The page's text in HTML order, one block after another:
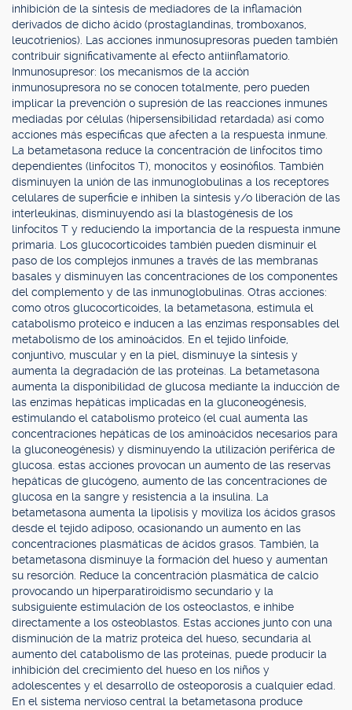
inhibición de la síntesis de mediadores de la inflamación
derivados de dicho ácido (prostaglandinas, tromboxanos,
leucotrienios). Las acciones inmunosupresoras pueden también
contribuir significativamente al efecto antiinflamatorio.
Inmunosupresor: los mecanismos de la acción
inmunosupresora no se conocen totalmente, pero pueden
implicar la prevención o supresión de las reacciones inmunes
mediadas por células (hipersensibilidad retardada) así como
acciones más específicas que afecten a la respuesta inmune.
La betametasona reduce la concentración de linfocitos timo
dependientes (linfocitos T), monocitos y eosinófilos. También
disminuyen la unión de las inmunoglobulinas a los receptores
celulares de superficie e inhiben la síntesis y/o liberación de las
interleukinas, disminuyendo así la blastogénesis de los
linfocitos T y reduciendo la importancia de la respuesta inmune
primaria. Los glucocorticoides también pueden disminuir el
paso de los complejos inmunes a través de las membranas
basales y disminuyen las concentraciones de los componentes
del complemento y de las inmunoglobulinas. Otras acciones:
como otros glucocorticoides, la betametasona, estimula el
catabolismo proteico e inducen a las enzimas responsables del
metabolismo de los aminoácidos. En el tejido linfoide,
conjuntivo, muscular y en la piel, disminuye la síntesis y
aumenta la degradación de las proteínas. La betametasona
aumenta la disponibilidad de glucosa mediante la inducción de
las enzimas hepáticas implicadas en la gluconeogénesis,
estimulando el catabolismo proteico (el cual aumenta las
concentraciones hepáticas de los aminoácidos necesarios para
la gluconeogénesis) y disminuyendo la utilización periférica de
glucosa. estas acciones provocan un aumento de las reservas
hepáticas de glucógeno, aumento de las concentraciones de
glucosa en la sangre y resistencia a la insulina. La
betametasona aumenta la lipolisis y moviliza los ácidos grasos
desde el tejido adiposo, ocasionando un aumento en las
concentraciones plasmáticas de ácidos grasos. También, la
betametasona disminuye la formación del hueso y aumentan
su resorción. Reduce la concentración plasmática de calcio
provocando un hiperparatiroidismo secundario y la
subsiguiente estimulación de los osteoclastos, e inhibe
directamente a los osteoblastos. Estas acciones junto con una
disminución de la matriz proteica del hueso, secundaria al
aumento del catabolismo de las proteínas, puede producir la
inhibición del crecimiento del hueso en los niños y
adolescentes y el desarrollo de osteoporosis a cualquier edad.
En el sistema nervioso central la betametasona produce